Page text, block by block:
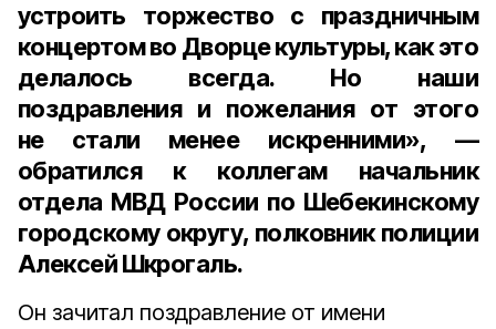
устроить торжество с праздничным
концертом во Дворце культуры, как это
делалось всегда. Но наши
поздравления и пожелания от этого
не стали менее искренними», —
обратился к коллегам начальник
отдела МВД России по Шебекинскому
городскому округу, полковник полиции
Алексей Шкрогаль.
Он зачитал поздравление от имени